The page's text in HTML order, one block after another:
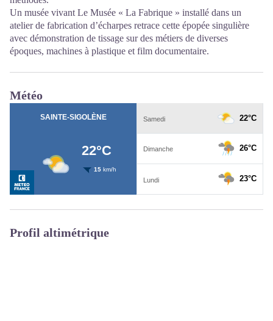
Un musée vivant Le Musée « La Fabrique » installé dans un
atelier de fabrication d’écharpes retrace cette épopée singulière
avec démonstration de tissage sur des métiers de diverses
époques, machines à plastique et film documentaire.
Météo
Profil altimétrique